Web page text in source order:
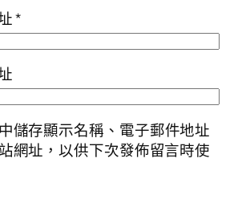
*
儲存顯示名稱、電子郵件地址
網址，以供下次發佈留言時使